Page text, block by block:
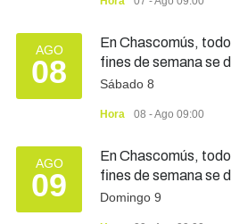
AGO
08
En Chascomús,
fines de semana se
Sábado 8
Hora 08 - Ago 09:00
AGO
09
En Chascomús,
fines de semana se
Domingo 9